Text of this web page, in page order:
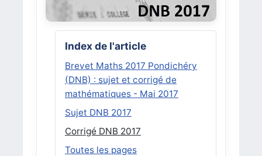
Index de l'article
Brevet Maths 2017 Pondichéry
(DNB) : sujet et corrigé de
mathématiques - Mai 2017
Sujet DNB 2017
Corrigé DNB 2017
Toutes les pages